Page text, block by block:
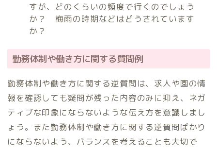
すが、どのくらいの頻度で行くのでしょう
か？ 梅雨の時期などはどうされています
か？
勤務体制や働き方に関する質問例
勤務体制や働き方に関する逆質問は、求人や園の情
報を確認しても疑問が残った内容のみに抑え、ネガ
ティブな印象にならないような伝え方を意識しまし
ょう。また勤務体制や働き方に関する逆質問ばかり
にならないよう、バランスを考えることも大切で